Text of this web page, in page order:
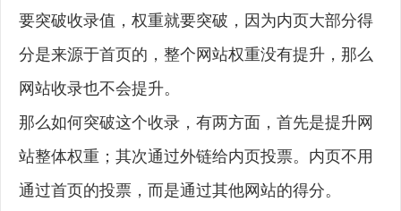
要突破收录值，权重就要突破，因为内页大部分得
分是来源于首页的，整个网站权重没有提升，那么
网站收录也不会提升。
那么如何突破这个收录，有两方面，首先是提升网
站整体权重；其次通过外链给内页投票。内页不用
通过首页的投票，而是通过其他网站的得分。